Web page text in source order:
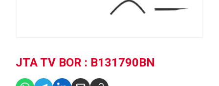
JTA TV BOR : B131790BN